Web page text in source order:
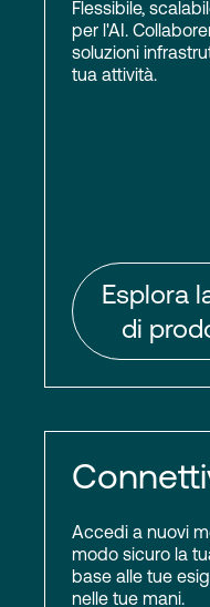
Flessibile,
per l'AI.
soluzioni
tua attività.
Esplora
di
Accedi a nuovi
modo sicuro la
base alle tue
nelle tue mani.